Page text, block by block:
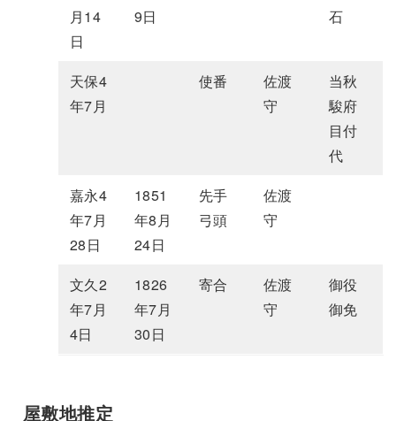
月14
日
9日
石
天保4
年7月
使番
佐渡
守
当秋
駿府
目付
代
嘉永4
年7月
28日
1851
年8月
24日
先手
弓頭
佐渡
守
文久2
年7月
4日
1826
年7月
30日
寄合
佐渡
守
御役
御免
屋敷地推定